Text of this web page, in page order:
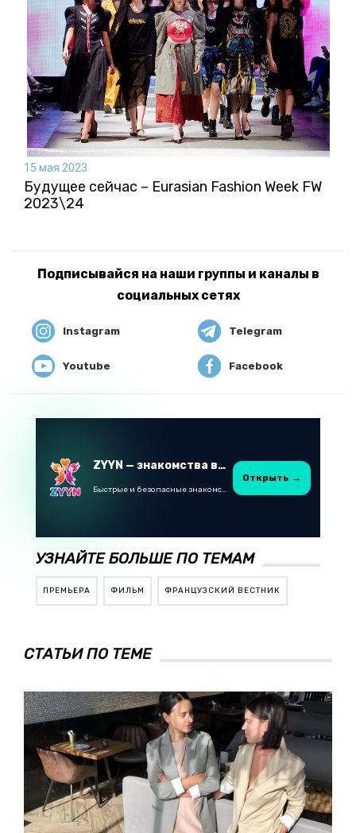
15 мая 2023
Будущее сейчас – Eurasian Fashion Week FW
2023\24
Подписывайся на наши группы и каналы в
социальных сетях
Instagram Telegram
Youtube Facebook
ZYYN — знакомства в Казахстане
Быстрые и безопасные знакомства в Telegram
Открыть →
УЗНАЙТЕ БОЛЬШЕ ПО ТЕМАМ
ПРЕМЬЕРА ФИЛЬМ ФРАНЦУЗСКИЙ ВЕСТНИК
СТАТЬИ ПО ТЕМЕ